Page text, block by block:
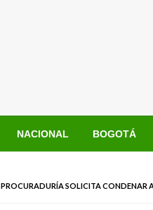
NACIONAL BOGOTÁ
PROCURADURÍA SOLICITA CONDENAR